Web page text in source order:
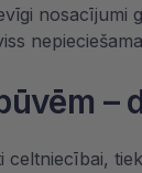
nosacījumi
–
celtniecībai,